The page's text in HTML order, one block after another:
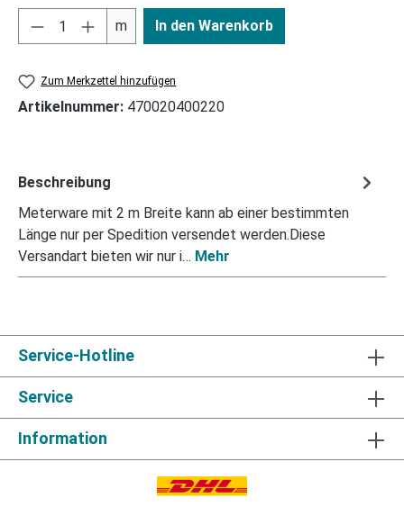
m In den Warenkorb
Zum Merkzettel hinzufügen
Artikelnummer: 470020400220
Beschreibung
Meterware mit 2 m Breite kann ab einer bestimmten
Länge nur per Spedition versendet werden.Diese
Versandart bieten wir nur i… Mehr
Service-Hotline
Service
Information